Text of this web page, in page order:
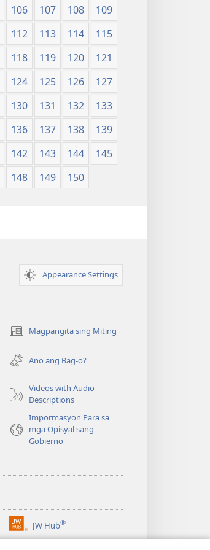
106 107 108
109
112 113 114
115
118 119 120
121
124 125 126
127
130 131 132
133
136 137 138
139
142 143 144
145
148 149 150
Appearance Settings
Magpangita sing Miting
(opens
window)Ano ang Bag-o?
Videos with Audio
Descriptions
Impormasyon Para sa
mga Opisyal sang
Gobierno
JW Hub®
(opens
new